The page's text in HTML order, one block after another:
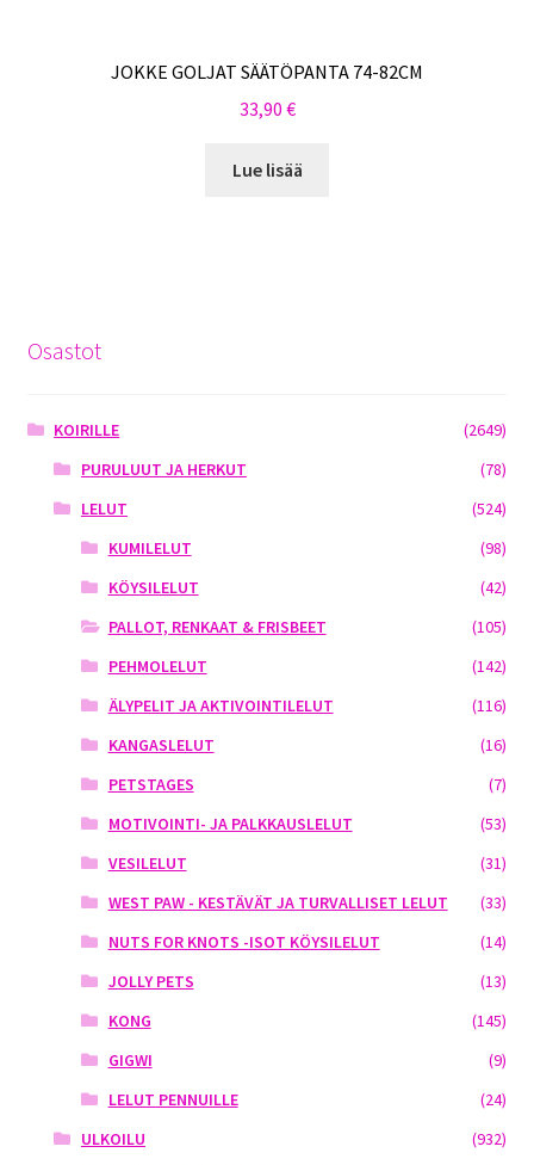
JOKKE GOLJAT SÄÄTÖPANTA 74-82CM
33,90 €
Lue lisää
Osastot
KOIRILLE
(2649)
PURULUUT JA HERKUT
(78)
LELUT
(524)
KUMILELUT
(98)
KÖYSILELUT
(42)
PALLOT, RENKAAT & FRISBEET
(105)
PEHMOLELUT
(142)
ÄLYPELIT JA AKTIVOINTILELUT
(116)
KANGASLELUT
(16)
PETSTAGES
(7)
MOTIVOINTI- JA PALKKAUSLELUT
(53)
VESILELUT
(31)
WEST PAW - KESTÄVÄT JA TURVALLISET LELUT
(33)
NUTS FOR KNOTS -ISOT KÖYSILELUT
(14)
JOLLY PETS
(13)
KONG
(145)
GIGWI
(9)
LELUT PENNUILLE
(24)
ULKOILU
(932)